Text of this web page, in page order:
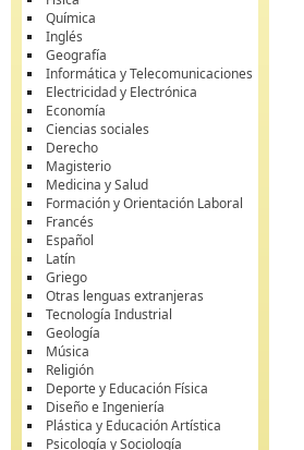
Química
Inglés
Geografía
Informática y Telecomunicaciones
Electricidad y Electrónica
Economía
Ciencias sociales
Derecho
Magisterio
Medicina y Salud
Formación y Orientación Laboral
Francés
Español
Latín
Griego
Otras lenguas extranjeras
Tecnología Industrial
Geología
Música
Religión
Deporte y Educación Física
Diseño e Ingeniería
Plástica y Educación Artística
Psicología y Sociología